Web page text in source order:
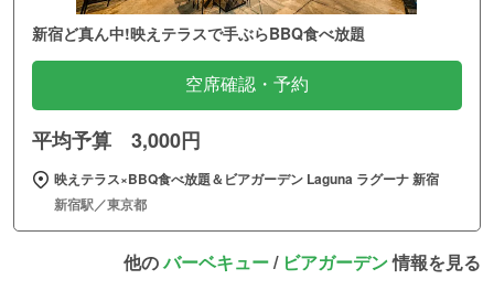
新宿ど真ん中!映えテラスで手ぶらBBQ食べ放題
空席確認・予約
平均予算 3,000円
映えテラス×BBQ食べ放題＆ビアガーデン Laguna ラグーナ 新宿
新宿駅／東京都
他のバーベキュー/ ビアガーデン情報を見る